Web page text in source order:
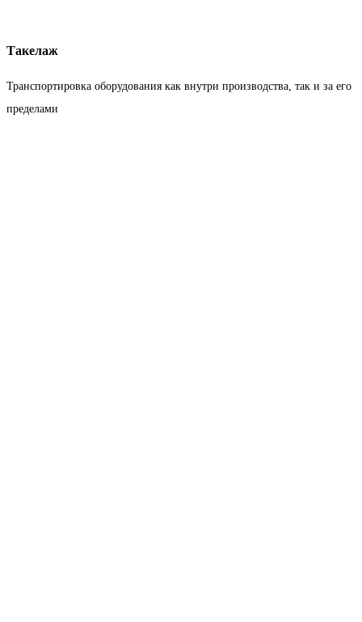
Такелаж
Транспортировка оборудования как внутри производства, так и за его
пределами